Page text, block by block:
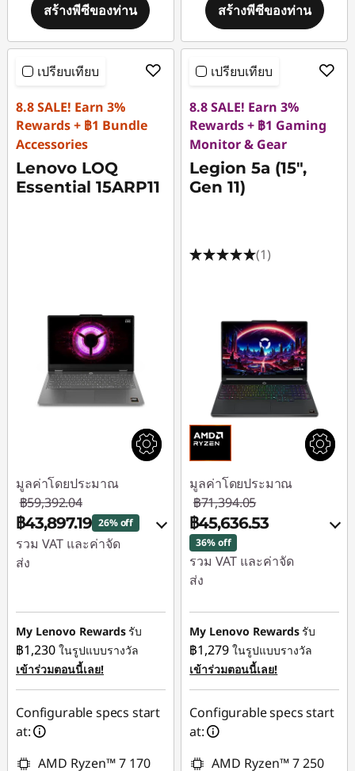
สร้างพีซีของท่าน สร้างพีซีของท่าน
เปรียบเทียบ
8.8 SALE! Earn 3%
Rewards + ฿1 Bundle
Accessories
Lenovo LOQ
Essential 15ARP11
มูลค่าโดยประมาณ
฿59,392.04
฿43,897.19 26% off
รวม VAT และค่าจัด
ส่ง
฿15,043.49
หรือ
การประหยัด
eCoupon :-
฿15,494.85
*Savings cannot be
My Lenovo Rewardsรับ
฿1,230 ในรูปแบบรางวัล
เข้าร่วมตอนนี้เลย!
Configurable specs start
at:
AMD Ryzen™ 7 170
เปรียบเทียบ
8.8 SALE! Earn 3%
Rewards + ฿1 Gaming
Monitor & Gear
Legion 5a (15",
Gen 11)
(1)
มูลค่าโดยประมาณ
฿71,394.05
฿45,636.53
36% off
รวม VAT และค่าจัด
ส่ง
ประหยัดทันที :-
฿25,757.52
ใช้ eCoupon :
88SALETH
My Lenovo Rewardsรับ
฿1,279 ในรูปแบบรางวัล
เข้าร่วมตอนนี้เลย!
Configurable specs start
at:
AMD Ryzen™ 7 250